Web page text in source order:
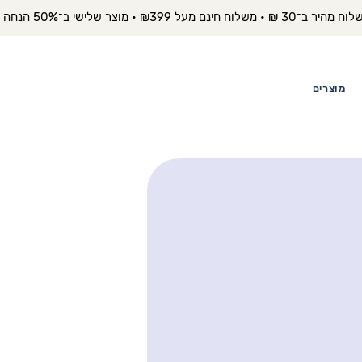
ב־30 ₪ • משלוח חינם מעל ₪399 • מוצר שלישי ב־50% הנחה
מוצרים